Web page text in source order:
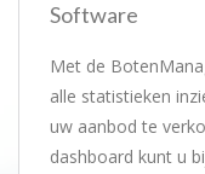
Software
Met de
alle statistieken
uw aanbod te
dashboard kunt u